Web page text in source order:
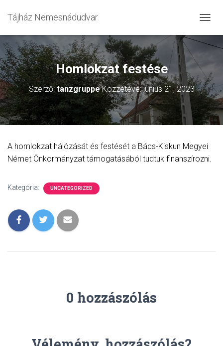
Tájház Nemesnádudvar
A
V
C
I
Ó
Ö
S
E
Z
Homlokzat festése
Szerző:tanzgruppeKözzétéve:június 21, 2023
A homlokzat hálózását és festését a Bács-Kiskun Megyei
Német Önkormányzat támogatásából tudtuk finanszírozni.
Kategória: UNCATEGORIZED
0 hozzászólás